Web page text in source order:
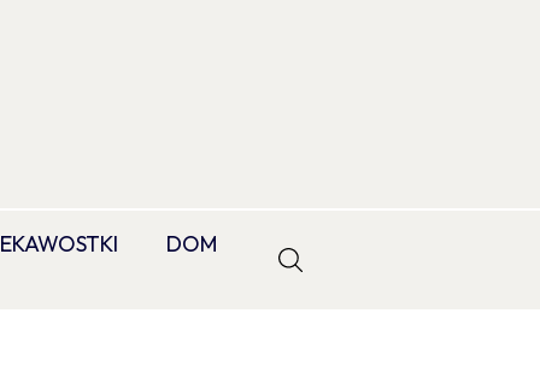
DOM